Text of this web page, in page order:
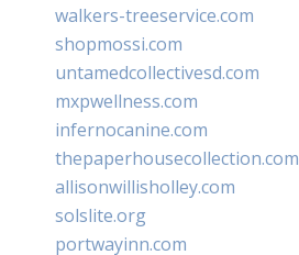
walkers-treeservice.com
shopmossi.com
untamedcollectivesd.com
mxpwellness.com
infernocanine.com
thepaperhousecollection.com
allisonwillisholley.com
solslite.org
portwayinn.com